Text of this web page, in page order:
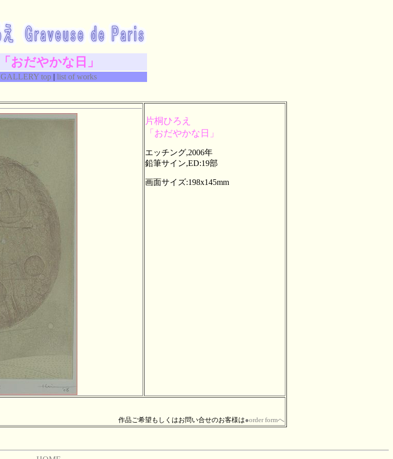
「おだやかな日」
GALLERY top | list of works
片桐ひろえ
「おだやかな日」
エッチング,2006年
鉛筆サイン,ED:19部
画面サイズ:198x145mm
作品ご希望もしくはお問い合せのお客様は●order formへ